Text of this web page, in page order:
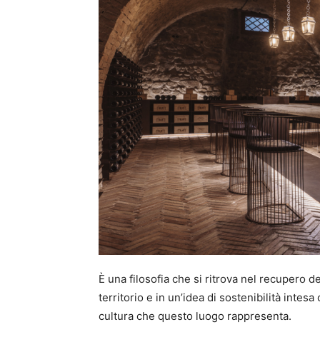
È una filosofia che si ritrova nel recupero
territorio e in un’idea di sostenibilità
cultura che questo luogo rappresenta.